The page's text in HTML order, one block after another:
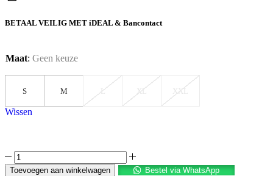
BETAAL VEILIG MET iDEAL & Bancontact
Maat: Geen keuze
S M XL XXL
Wissen
Toevoegen aan winkelwagen Bestel via WhatsApp